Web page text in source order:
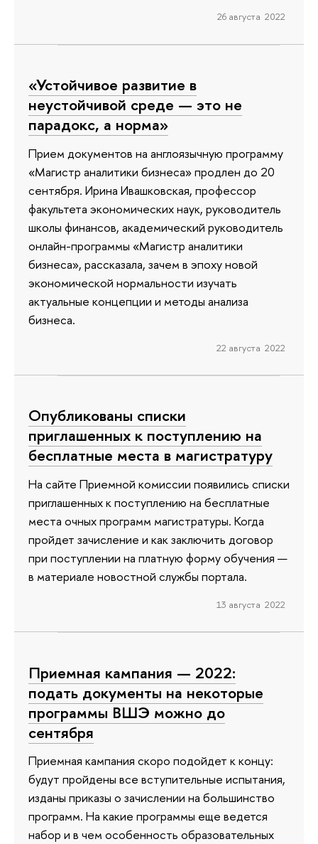
26 августа 2022
«Устойчивое развитие в
неустойчивой среде — это не
парадокс, а норма»
Прием документов на англоязычную программу
«Магистр аналитики бизнеса» продлен до 20
сентября. Ирина Ивашковская, профессор
факультета экономических наук, руководитель
школы финансов, академический руководитель
онлайн-программы «Магистр аналитики
бизнеса», рассказала, зачем в эпоху новой
экономической нормальности изучать
актуальные концепции и методы анализа
бизнеса.
22 августа 2022
Опубликованы списки
приглашенных к поступлению на
бесплатные места в магистратуру
На сайте Приемной комиссии появились списки
приглашенных к поступлению на бесплатные
места очных программ магистратуры. Когда
пройдет зачисление и как заключить договор
при поступлении на платную форму обучения —
в материале новостной службы портала.
13 августа 2022
Приемная кампания — 2022:
подать документы на некоторые
программы ВШЭ можно до
сентября
Приемная кампания скоро подойдет к концу:
будут пройдены все вступительные испытания,
изданы приказы о зачислении на большинство
программ. На какие программы еще ведется
набор и в чем особенность образовательных